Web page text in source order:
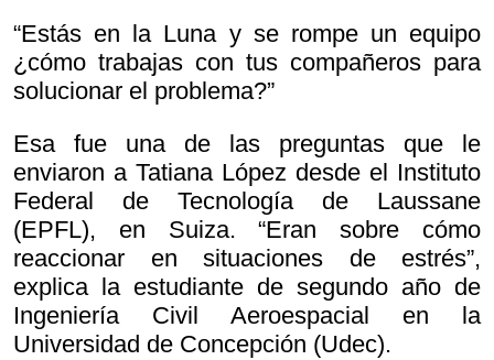
“Estás en la Luna y se rompe un equipo
¿cómo trabajas con tus compañeros para
solucionar el problema?”
Esa fue una de las preguntas que le
enviaron a Tatiana López desde el Instituto
Federal de Tecnología de Laussane
(EPFL), en Suiza. “Eran sobre cómo
reaccionar en situaciones de estrés”,
explica la estudiante de segundo año de
Ingeniería Civil Aeroespacial en la
Universidad de Concepción (Udec).